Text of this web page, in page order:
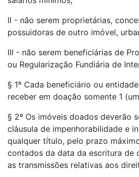
II - não serem proprietárias,
possuidoras de outro imóvel,
III - não serem beneficiárias de
ou Regularização Fundiária de
§ 1º Cada beneficiário ou
receber em doação somente 1
§ 2º Os imóveis doados deverão
cláusula de impenhorabilidade e
qualquer título, pelo prazo
contados da data da escritura de
as transmissões relativas aos